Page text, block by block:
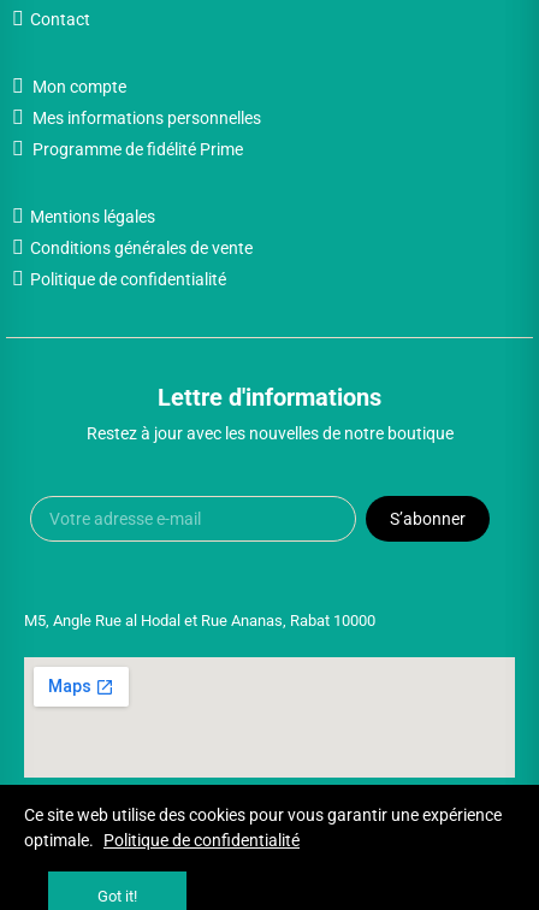
Contact
Mon compte
Mes informations personnelles
Programme de fidélité Prime
Mentions légales
Conditions générales de vente
Politique de confidentialité
Lettre d'informations
Restez à jour avec les nouvelles de notre boutique
S’abonner
M5, Angle Rue al Hodal et Rue Ananas, Rabat 10000
Ce site web utilise des cookies pour vous garantir une expérience
optimale.
Politique de confidentialité
Got it!